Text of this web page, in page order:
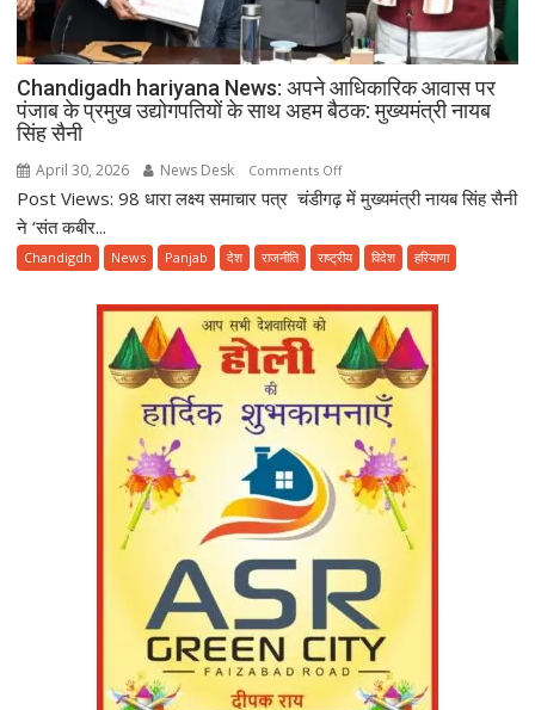
ने
किया
शिरकत
Chandigadh hariyana News: अपने आधिकारिक आवास पर
पंजाब के प्रमुख उद्योगपतियों के साथ अहम बैठक: मुख्यमंत्री नायब
सिंह सैनी
April 30, 2026 News Desk Comments Offon
Chandigadh
News:
अपने
आधिकारिक
आवास
पर
पंजाब
के
प्रमुख
उद्योगपतियों
के
साथ
बैठक:
मुख्यमंत्री
नायब
सिंह
सैनी
Post Views: 98 धारा लक्ष्य समाचार पत्र चंडीगढ़ में मुख्यमंत्री नायब सिंह सैनी
ने ‘संत कबीर...
Chandigdh News Panjab देश राजनीति राष्ट्रीय विदेश हरियाणा